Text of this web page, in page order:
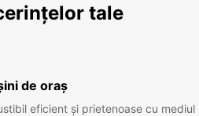
tale
de oraș
eficient și prietenoase cu mediul